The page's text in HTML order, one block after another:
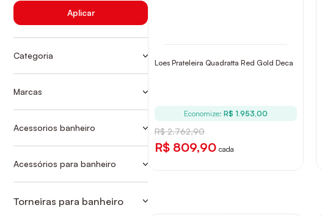
Aplicar
Categoria
TORNEIRAS CONVENCIONAIS
PARA BANHEIRO
Marcas
FABRIMAR
KROMMA
Acessorios banheiro
Acessórios para banheiro
Torneiras para banheiro
Loes Prateleira Quadratta Red Gold Deca
Economize: R$ 1.953,00
R$ 2.762,90
R$ 809,90 cada